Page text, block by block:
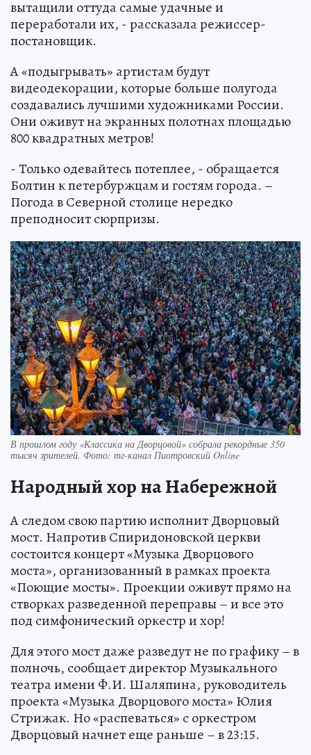
вытащили оттуда самые удачные и
переработали их, - рассказала режиссер-
постановщик.
А «подыгрывать» артистам будут
видеодекорации, которые больше полугода
создавались лучшими художниками России.
Они оживут на экранных полотнах площадью
800 квадратных метров!
- Только одевайтесь потеплее, - обращается
Болтин к петербуржцам и гостям города. –
Погода в Северной столице нередко
преподносит сюрпризы.
В прошлом году «Классика на Дворцовой» собрала рекордные 350
тысяч зрителей. Фото: тг-канал Пиотровский Online
Народный хор на Набережной
А следом свою партию исполнит Дворцовый
мост. Напротив Спиридоновской церкви
состоится концерт «Музыка Дворцового
моста», организованный в рамках проекта
«Поющие мосты». Проекции оживут прямо на
створках разведенной переправы – и все это
под симфонический оркестр и хор!
Для этого мост даже разведут не по графику – в
полночь, сообщает директор Музыкального
театра имени Ф.И. Шаляпина, руководитель
проекта «Музыка Дворцового моста» Юлия
Стрижак. Но «распеваться» с оркестром
Дворцовый начнет еще раньше – в 23:15.